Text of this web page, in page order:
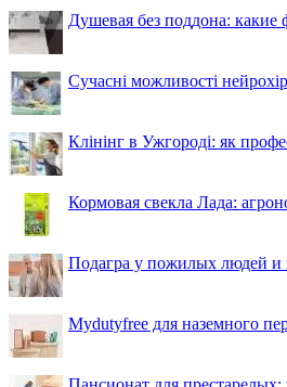
Душевая без поддона: какие
Сучасні можливості
Клінінг в Ужгороді: як
Кормовая свекла Лада:
Подагра у пожилых людей и
Mydutyfree для наземного